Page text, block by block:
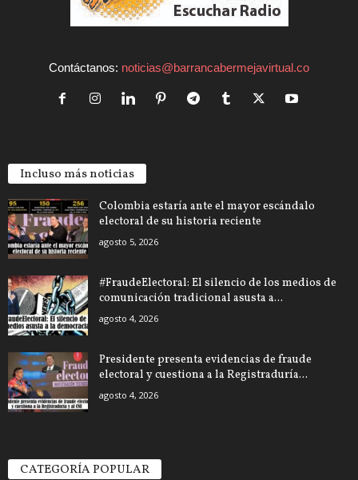
Contáctanos: noticias@barrancabermejavirtual.co
Incluso más noticias
Colombia estaría ante el mayor escándalo
electoral de su historia reciente
agosto 5, 2026
#FraudeElectoral: El silencio de los medios de
comunicación tradicional asusta a...
agosto 4, 2026
Presidente presenta evidencias de fraude
electoral y cuestiona a la Registraduría...
agosto 4, 2026
CATEGORÍA POPULAR